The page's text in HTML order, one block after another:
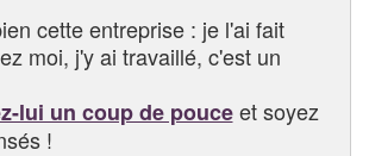
cette entreprise : je l'ai fait
moi, j'y ai travaillé, c'est un
lui un coup de pouceet soyez
!